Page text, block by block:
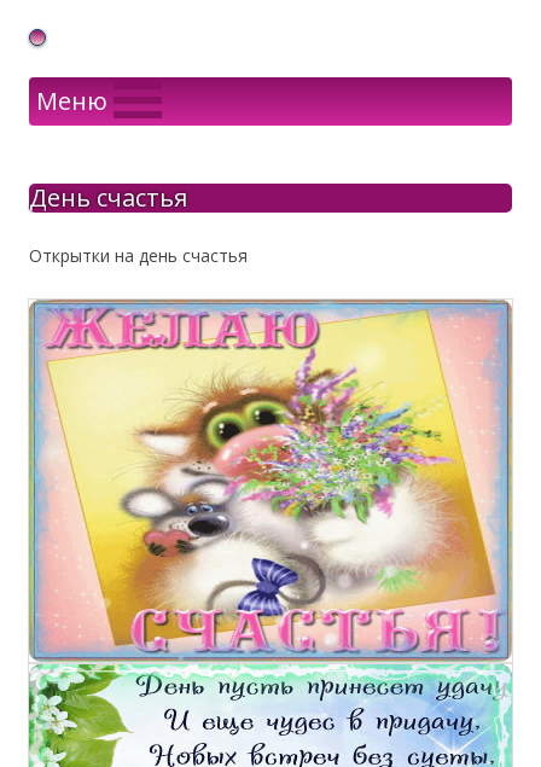
Gif Открытки в подарок
Меню
День счастья
Открытки на день счастья